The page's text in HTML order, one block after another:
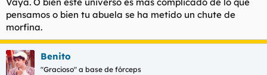
pensamos o bien tu abuela se ha metido un chute de
morfina.
Benito
"Gracioso" a base de fórceps